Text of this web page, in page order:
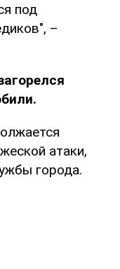
под
–
атаки,
города.